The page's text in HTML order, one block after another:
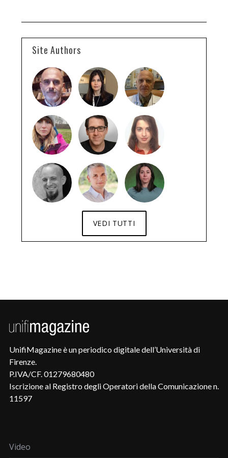
Site Authors
VEDI TUTTI
UnifiMagazine è un periodico digitale dell’Università di
Firenze.
P.IVA/CF. 01279680480
Iscrizione al Registro degli Operatori della Comunicazione n.
11597
Video